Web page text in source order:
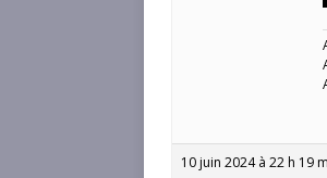
10 juin 2024 à 22 h 19